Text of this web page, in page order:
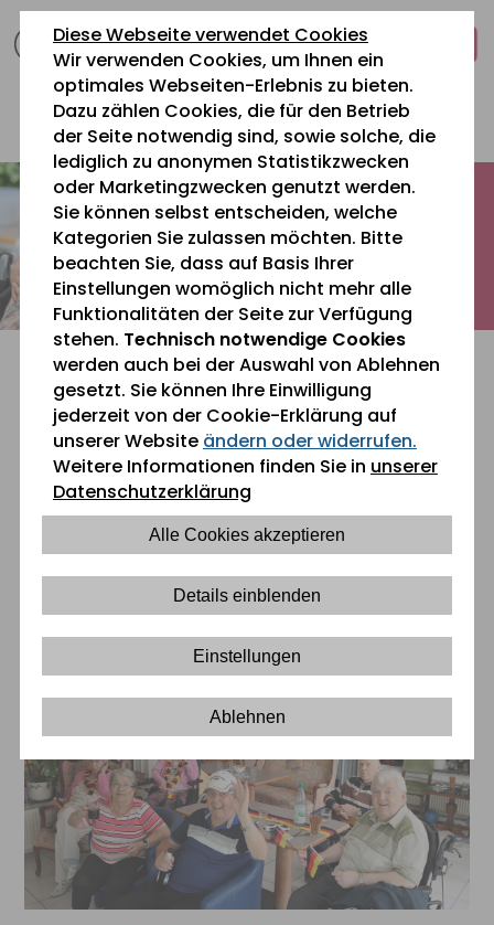
Diese Webseite verwendet Cookies
Wir verwenden Cookies, um Ihnen ein
optimales Webseiten-Erlebnis zu bieten.
Dazu zählen Cookies, die für den Betrieb
der Seite notwendig sind, sowie solche, die
lediglich zu anonymen Statistikzwecken
oder Marketingzwecken genutzt werden.
Sie können selbst entscheiden, welche
Kategorien Sie zulassen möchten. Bitte
beachten Sie, dass auf Basis Ihrer
Einstellungen womöglich nicht mehr alle
Funktionalitäten der Seite zur Verfügung
stehen. Technisch notwendige Cookies
werden auch bei der Auswahl von Ablehnen
gesetzt. Sie können Ihre Einwilligung
jederzeit von der Cookie-Erklärung auf
unserer Website ändern oder widerrufen.
Weitere Informationen finden Sie in unserer
Datenschutzerklärung
Alle Cookies akzeptieren
Details einblenden
Einstellungen
Ablehnen
zum
Inhalt
springen
zur
Navigation
springen
zum
Fußbereich
springen
0 26 42 40 60
Sie befinden sich gerade hier:Aktuelles
UEFA EURO 2024 im Heimkino